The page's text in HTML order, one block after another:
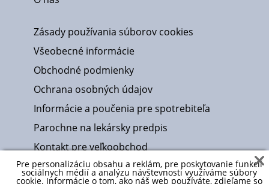
Zásady používania súborov cookies
Všeobecné informácie
Obchodné podmienky
Ochrana osobných údajov
Informácie a poučenia pre spotrebiteľa
Parochne na lekársky predpis
Kontakt pre veľkoobchod
Návody a formuláre
Pre personalizáciu obsahu a reklám, pre poskytovanie funkcií
sociálnych médií a analýzu návštevnosti využíváme súbory
cookie. Informácie o tom, ako náš web používáte, zdieľame so